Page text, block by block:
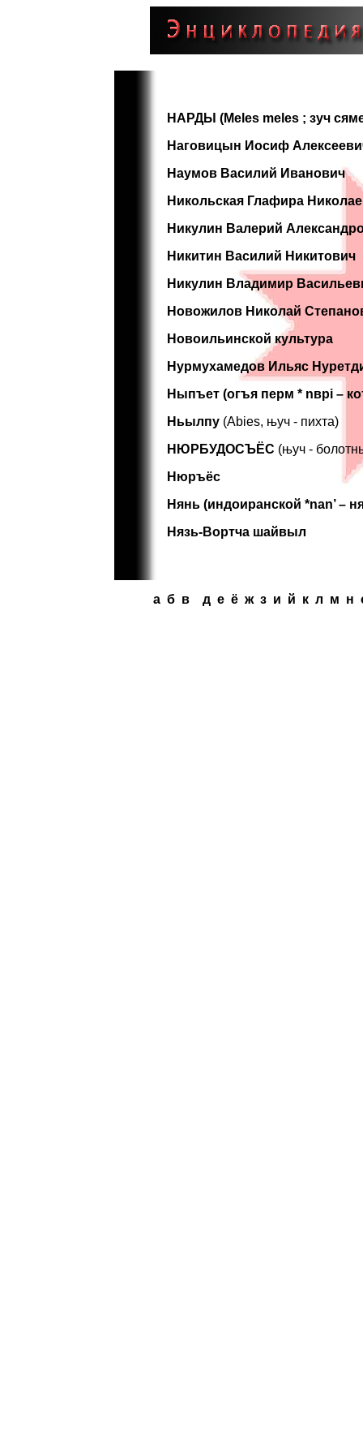
НАРДЫ (Meles meles ; зуч
Наговицын Иосиф
Наумов Василий Иванович
Никольская Глафира
Никулин Валерий
Никитин Василий Никитович
Никулин Владимир
Новожилов Николай
Новоильинской культура
Нурмухамедов Ильяс
Ныпъет (огъя перм * nвpi –
Ньылпу (Abies, њуч - пихта)
НЮРБУДОСЪЁС (њуч -
Нюръёс
Нянь (индоиранской *nan’ –
Нязь-Вортча шайвыл
a б в д e ё ж з и й к л м н